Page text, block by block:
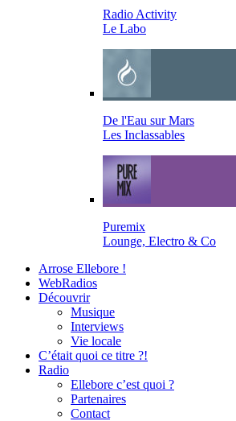
Radio Activity
Le Labo
De l'Eau sur Mars
Les Inclassables
Puremix
Lounge, Electro & Co
Arrose Ellebore !
WebRadios
Découvrir
Musique
Interviews
Vie locale
C’était quoi ce titre ?!
Radio
Ellebore c’est quoi ?
Partenaires
Contact